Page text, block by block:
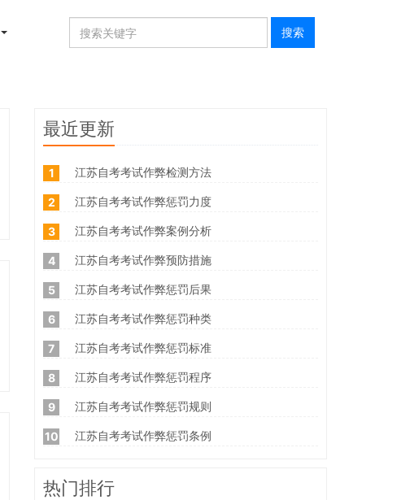
最近更新
1 江苏自考考试作弊检测方法
2 江苏自考考试作弊惩罚力度
3 江苏自考考试作弊案例分析
4 江苏自考考试作弊预防措施
5 江苏自考考试作弊惩罚后果
6 江苏自考考试作弊惩罚种类
7 江苏自考考试作弊惩罚标准
8 江苏自考考试作弊惩罚程序
9 江苏自考考试作弊惩罚规则
10 江苏自考考试作弊惩罚条例
热门排行